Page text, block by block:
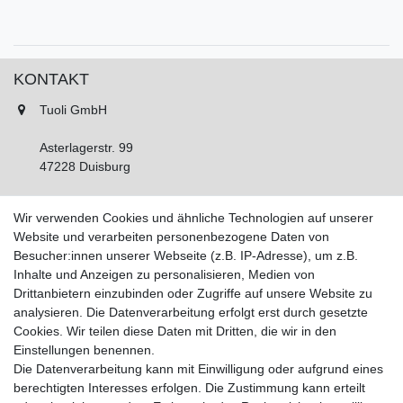
KONTAKT
Tuoli GmbH
Asterlagerstr. 99
47228 Duisburg
Fax: 02065 893452
Montag - Freitag, 11:00 - 16:00 Uhr
Samstags nach Vereinbarung!
IHR KONTO
Anmelden
Registrieren
Wir verwenden Cookies und ähnliche Technologien auf unserer
Website und verarbeiten personenbezogene Daten von
Besucher:innen unserer Webseite (z.B. IP-Adresse), um z.B.
Inhalte und Anzeigen zu personalisieren, Medien von
Drittanbietern einzubinden oder Zugriffe auf unsere Website zu
analysieren. Die Datenverarbeitung erfolgt erst durch gesetzte
Cookies. Wir teilen diese Daten mit Dritten, die wir in den
Einstellungen benennen.
Die Datenverarbeitung kann mit Einwilligung oder aufgrund eines
berechtigten Interesses erfolgen. Die Zustimmung kann erteilt